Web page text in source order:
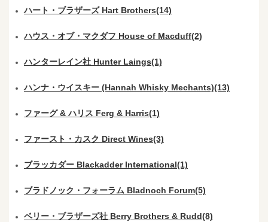
ハート・ブラザーズ Hart Brothers(14)
ハウス・オブ・マクダフ House of Macduff(2)
ハンターレイン社 Hunter Laings(1)
ハンナ・ウイスキー (Hannah Whisky Mechants)(13)
ファーグ & ハリス Ferg & Harris(1)
ファースト・カスク Direct Wines(3)
ブラッカダー Blackadder International(1)
ブラドノック・フォーラム Bladnoch Forum(5)
ベリー・ブラザーズ社 Berry Brothers & Rudd(8)